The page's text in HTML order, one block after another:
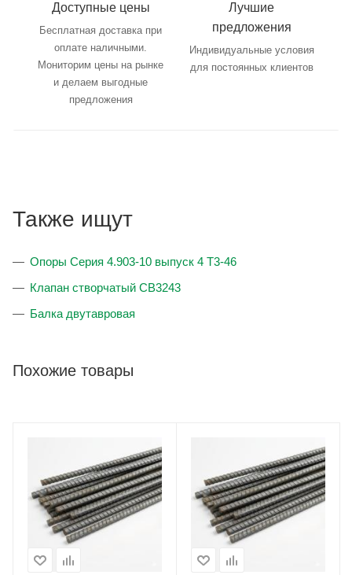
Доступные цены
Бесплатная доставка при
оплате наличными.
Мониторим цены на рынке
и делаем выгодные
предложения
Лучшие
предложения
Индивидуальные условия
для постоянных клиентов
Также ищут
Опоры Серия 4.903-10 выпуск 4 Т3-46
Клапан створчатый CB3243
Балка двутавровая
Похожие товары